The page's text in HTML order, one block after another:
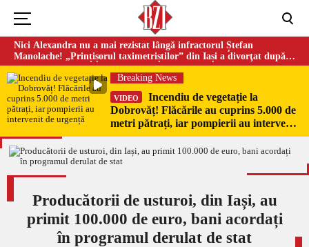
Nici Alexandra nu a mai rezistat lângă infractorul Ștefan
Manolache! „Prințișorul taximetriștilor” din Iași a divorţat după
doi ani de căsnicie
Breaking News
VIDEO
Incendiu de vegetație la
Dobrovăț! Flăcările au cuprins 5.000 de
metri pătrați, iar pompierii au intervenit
de urgență
Producătorii de usturoi, din Iași, au
primit 100.000 de euro, bani acordați
în programul derulat de stat